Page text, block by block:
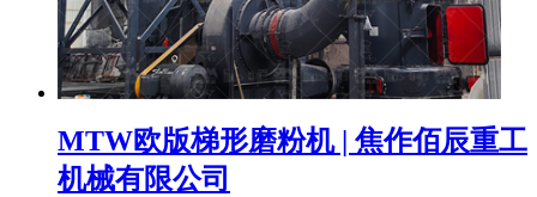
MTW欧版梯形磨粉机 | 焦作佰辰重工
机械有限公司